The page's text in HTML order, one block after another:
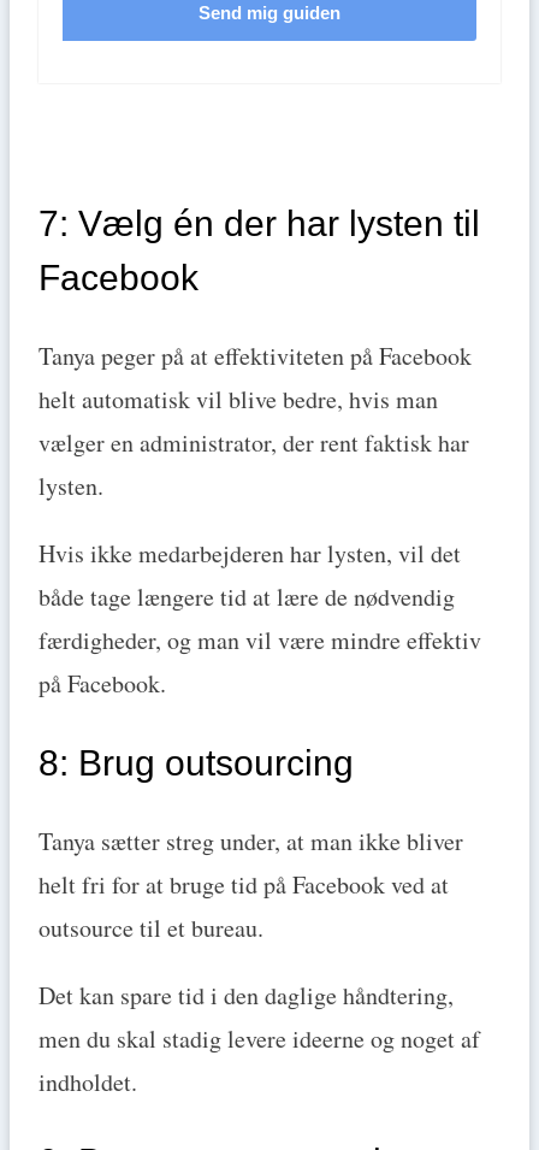
Send mig guiden
7: Vælg én der har lysten til
Facebook
Tanya peger på at effektiviteten på Facebook
helt automatisk vil blive bedre, hvis man
vælger en administrator, der rent faktisk har
lysten.
Hvis ikke medarbejderen har lysten, vil det
både tage længere tid at lære de nødvendig
færdigheder, og man vil være mindre effektiv
på Facebook.
8: Brug outsourcing
Tanya sætter streg under, at man ikke bliver
helt fri for at bruge tid på Facebook ved at
outsource til et bureau.
Det kan spare tid i den daglige håndtering,
men du skal stadig levere ideerne og noget af
indholdet.